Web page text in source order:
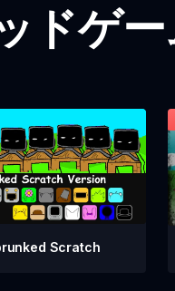
ドゲー
Scratch